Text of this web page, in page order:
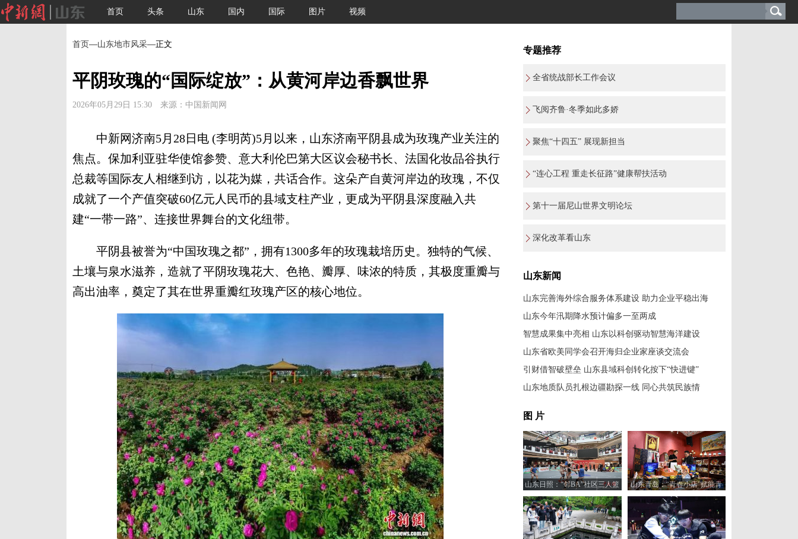
首页 头条 山东 国内 国际 图片 视频
首页—山东地市风采—正文
平阴玫瑰的“国际绽放”：从黄河岸边香飘世界
2026年05月29日 15:30 来源：中国新闻网
中新网济南5月28日电 (李明芮)5月以来，山东济南平阴县成为玫瑰产业关注的
焦点。保加利亚驻华使馆参赞、意大利伦巴第大区议会秘书长、法国化妆品谷执行
总裁等国际友人相继到访，以花为媒，共话合作。这朵产自黄河岸边的玫瑰，不仅
成就了一个产值突破60亿元人民币的县域支柱产业，更成为平阴县深度融入共
建“一带一路”、连接世界舞台的文化纽带。
平阴县被誉为“中国玫瑰之都”，拥有1300多年的玫瑰栽培历史。独特的气候、
土壤与泉水滋养，造就了平阴玫瑰花大、色艳、瓣厚、味浓的特质，其极度重瓣与
高出油率，奠定了其在世界重瓣红玫瑰产区的核心地位。
专题推荐
全省统战部长工作会议
飞阅齐鲁·冬季如此多娇
聚焦“十四五” 展现新担当
“连心工程 重走长征路”健康帮扶活动
第十一届尼山世界文明论坛
深化改革看山东
山东新闻
山东完善海外综合服务体系建设 助力企业平稳出海
山东今年汛期降水预计偏多一至两成
智慧成果集中亮相 山东以科创驱动智慧海洋建设
山东省欧美同学会召开海归企业家座谈交流会
引财借智破壁垒 山东县域科创转化按下“快进键”
山东地质队员扎根边疆勘探一线 同心共筑民族情
图 片
山东日照：“邻BA”社区三人篮
球赛火热开打
山东青岛：“青春小店”赋能青
年创业新活力